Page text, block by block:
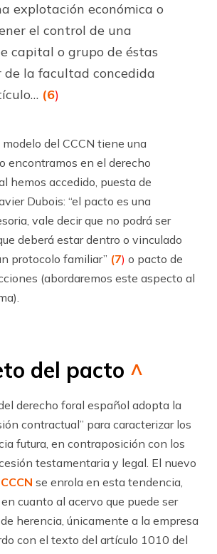
explotación económica o
el control de una
capital o grupo de éstas
de la facultad concedida
(6)
del CCCN tiene una
encontramos en el derecho
hemos accedido, puesta de
Dubois: “el pacto es una
vale decir que no podrá ser
deberá estar dentro o vinculado
protocolo familiar” (7) o pacto de
(abordaremos este aspecto al
del pacto ^
derecho foral español adopta la
contractual” para caracterizar los
futura, en contraposición con los
testamentaria y legal. El nuevo
CCCN se enrola en esta tendencia,
cuanto al acervo que puede ser
herencia, únicamente a la empresa
con el texto del ar­tícu­lo 1010 del